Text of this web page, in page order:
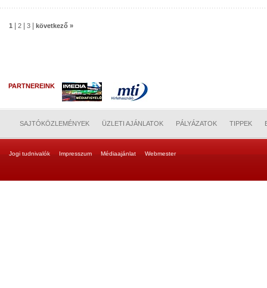
1 2 3 következő »
PARTNEREINK
SAJTÓKÖZLEMÉNYEK ÜZLETI AJÁNLATOK PÁLYÁZATOK TIPPEK
Jogi tudnivalók Impresszum Médiaajánlat Webmester